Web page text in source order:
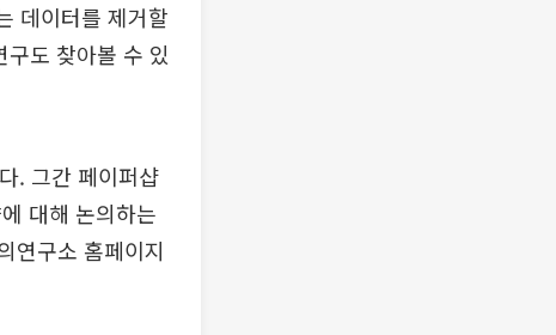
데이터를 제거할
도 찾아볼 수 있
. 그간 페이퍼샵
대해 논의하는
연구소 홈페이지